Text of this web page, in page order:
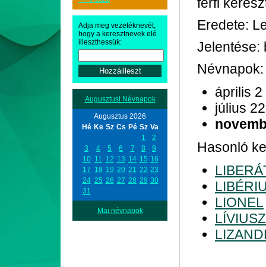
Adja meg vezetéknevét,
hogy a keresztnevek elé
illeszthessük:
Augusztusi Névnapok
Augusztus 2026
Hé Ke Sz Cs Pé Sz Va
1
2
3
4 5 6 7 8
9
10 11 12 13 14 15 16
17 18 19 20 21 22 23
24 25 26 27 28 29 30
31
Mai névnapok
Eredete:
Jelentése:
Névnapok:
április 2
július 22
Hasonló
LIONEL
LÍVIUSZ